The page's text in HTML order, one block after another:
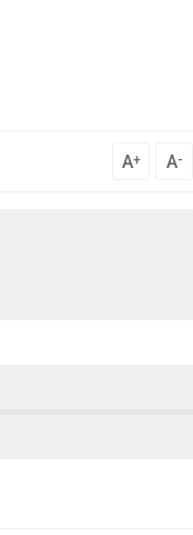
A+ A-